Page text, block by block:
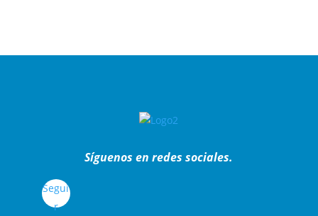
Síguenos en redes sociales.
Segui
r